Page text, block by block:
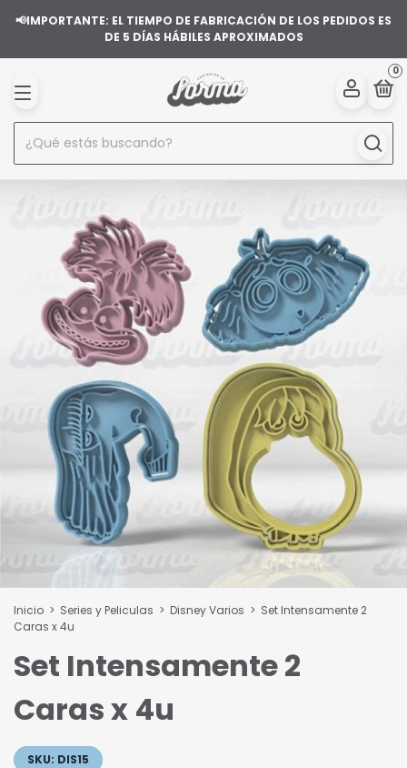
📢IMPORTANTE: EL TIEMPO DE FABRICACIÓN DE LOS PEDIDOS ES
DE 5 DÍAS HÁBILES APROXIMADOS
0
Inicio > Series y Peliculas > Disney Varios > Set Intensamente 2
Caras x 4u
Set Intensamente 2
Caras x 4u
SKU: DIS15